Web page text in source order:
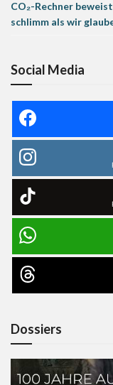
CO₂-Rechner
schlimm als wir
Social Media
Dossiers